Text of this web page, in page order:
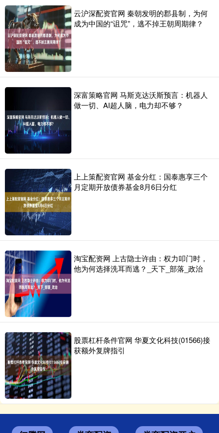
云沪深配资官网 秦朝发明的郡县制，为何
成为中国的“诅咒”，逃不掉王朝周期律？
深富策略官网 马斯克达沃斯预言：机器人
做一切、AI超人脑，电力却不够？
上上策配资官网 基金分红：国泰惠享三个
月定期开放债券基金8月6日分红
淘宝配资网 上古隐士许由：权力叩门时，
他为何选择洗耳而逃？_天下_部落_政治
股票杠杆条件官网 华夏文化科技(01566)接
获额外复牌指引